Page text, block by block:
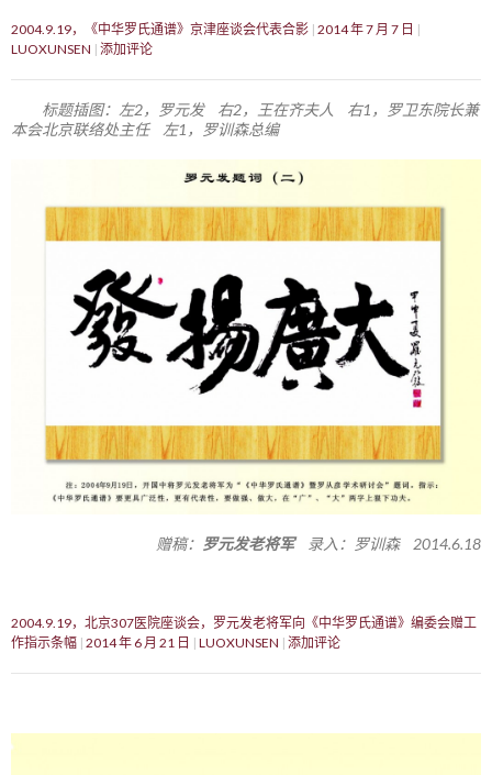
2004.9.19，《中华罗氏通谱》京津座谈会代表合影 2014 年 7 月 7 日
LUOXUNSEN 添加评论
标题插图：左2，罗元发 右2，王在齐夫人 右1，罗卫东院长兼
本会北京联络处主任 左1，罗训森总编
赠稿： 罗元发老将军录入：罗训森 2014.6.18
2004.9.19，北京307医院座谈会，罗元发老将军向《中华罗氏通谱》编委会赠工
作指示条幅 2014 年 6 月 21 日 LUOXUNSEN 添加评论